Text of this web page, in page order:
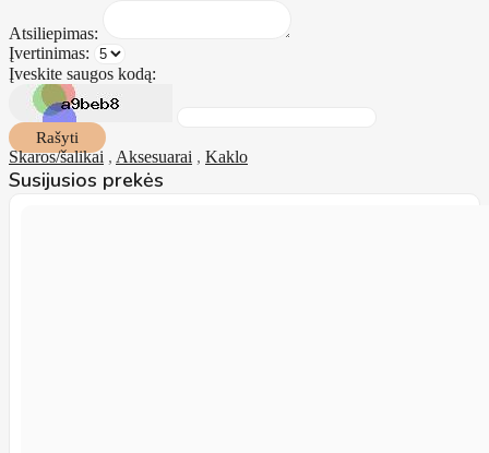
Atsiliepimas:
Įvertinimas:
Įveskite saugos kodą:
Rašyti
Skaros/šalikai , Aksesuarai , Kaklo
Susijusios prekės